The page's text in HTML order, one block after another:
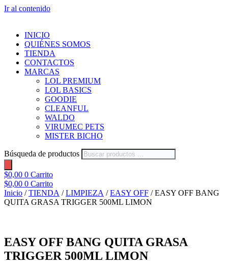
Ir al contenido
INICIO
QUIÉNES SOMOS
TIENDA
CONTACTOS
MARCAS
LOL PREMIUM
LOL BASICS
GOODIE
CLEANFUL
WALDO
VIRUMEC PETS
MISTER BICHO
Búsqueda de productos
$0,00 0 Carrito
$0,00 0 Carrito
Inicio /TIENDA /LIMPIEZA /EASY OFF / EASY OFF BANG
QUITA GRASA TRIGGER 500ML LIMON
EASY OFF BANG QUITA GRASA
TRIGGER 500ML LIMON